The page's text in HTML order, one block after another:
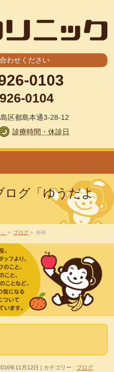
わせください
0103
0104
区都島本通3-28-12
診療時間・休診日
ログ「ゆうだよ
» ブログ » 余裕
年11月12日 カテゴリー : ブログ